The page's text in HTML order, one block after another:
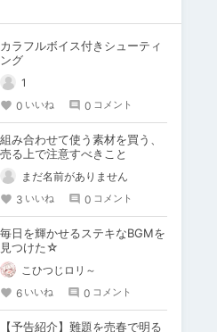
カラフルボイス付きシューティ
ング
1
0 いいね 0 コメント
組み合わせて使う素材を買う、
売る上で注意すべきこと
まだ名前がありません
3 いいね 0 コメント
毎日を輝かせるステキなBGMを
見つけた☆
こひつじロリ～
6 いいね 0 コメント
【予告紹介】難題を売春で明る